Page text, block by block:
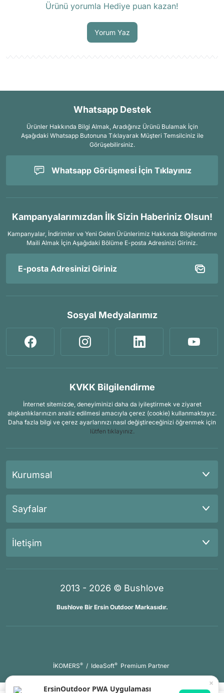
Ürünü yorumla Hediye puan kazan!
Yorum Yaz
Whatsapp Destek
Ürünler Hakkında Bilgi Almak, Aradığınız Ürünü Bulamak İçin
Aşağıdaki Whatsapp Butonuna Tıklayarak Müşteri Temsilciniz ile
Görüşebilirsiniz.
Whatsapp Görüşmesi İçin Tıklayınız
Kampanyalarımızdan İlk Sizin Haberiniz Olsun!
Kampanyalar, İndirimler ve Yeni Gelen Ürünlerimiz Hakkında Bilgilendirme
Maili Almak İçin Aşağıdaki Bölüme E-posta Adresinizi Giriniz.
Sosyal Medyalarımız
KVKK Bilgilendirme
İnternet sitemizde, deneyiminizi daha da iyileştirmek ve ziyaret
alışkanlıklarınızın analiz edilmesi amacıyla çerez (cookie) kullanmaktayız.
Daha fazla bilgi ve çerez ayarlarınızı nasıl değiştireceğinizi öğrenmek için
lütfen tıklayınız.
Kurumsal
Sayfalar
İletişim
2013 - 2026 © Bushlove
Bushlove Bir Ersin Outdoor Markasıdır.
İKOMERS® / IdeaSoft® Premium Partner
×
ErsinOutdoor PWA Uygulaması